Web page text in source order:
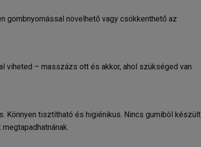
növelhető vagy csökkenthető az
viheted – masszázs ott és akkor, ahol szükséged van
Könnyen tisztítható és higiénikus. Nincs gumiból készült